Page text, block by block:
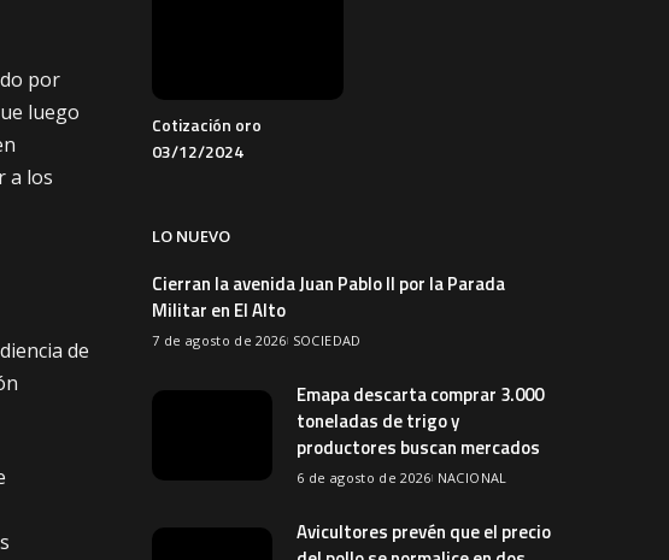
por
luego
a los
de
Cotización oro
03/12/2024
LO NUEVO
Cierran la avenida Juan Pablo II por la Parada
Militar en El Alto
7 de agosto de 2026 SOCIEDAD
Emapa descarta comprar 3.000
toneladas de trigo y
productores buscan mercados
6 de agosto de 2026 NACIONAL
Avicultores prevén que el precio